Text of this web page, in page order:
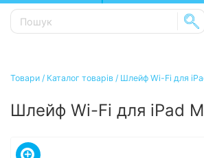
Товари / Каталог товарів / Шлейф Wi-Fi для
Шлейф Wi-Fi для iPad